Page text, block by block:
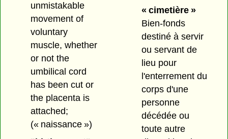
unmistakable
movement of
voluntary
muscle, whether
or not the
umbilical cord
has been cut or
the placenta is
attached;
(« naissance »)
« cimetière »
Bien-fonds
destiné à servir
ou servant de
lieu pour
l'enterrement du
corps d'une
personne
décédée ou
toute autre